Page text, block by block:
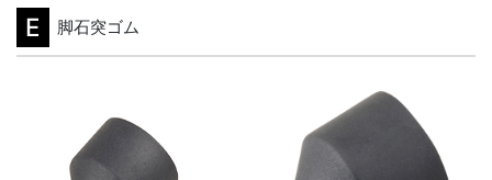
E 脚石突ゴム